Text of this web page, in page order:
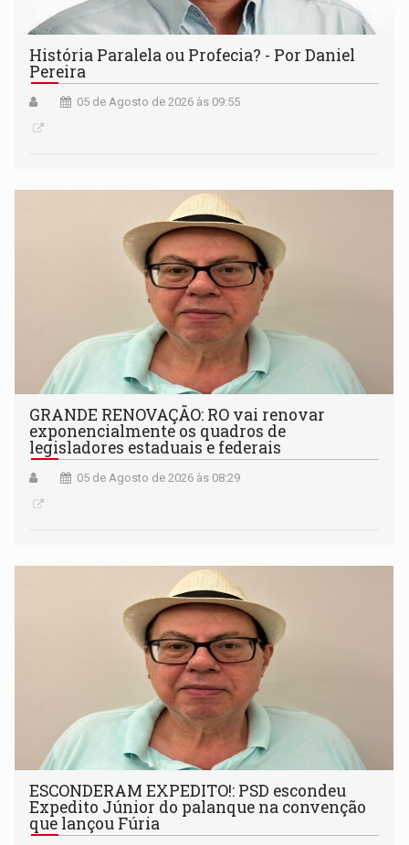
História Paralela ou Profecia? - Por Daniel
Pereira
05 de Agosto de 2026 às 09:55
GRANDE RENOVAÇÃO: RO vai renovar
exponencialmente os quadros de
legisladores estaduais e federais
05 de Agosto de 2026 às 08:29
ESCONDERAM EXPEDITO!: PSD escondeu
Expedito Júnior do palanque na convenção
que lançou Fúria